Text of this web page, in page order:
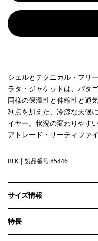
シェルとテクニカル・フリ
ラタ・ジャケットは、パタ
同様の保温性と伸縮性と通
利点を加えた、冷涼な天候
イヤー。状況の変わりやす
アトレード・サーティファ
Black
BLK | 製品番号 85446
サイズ情報
特長